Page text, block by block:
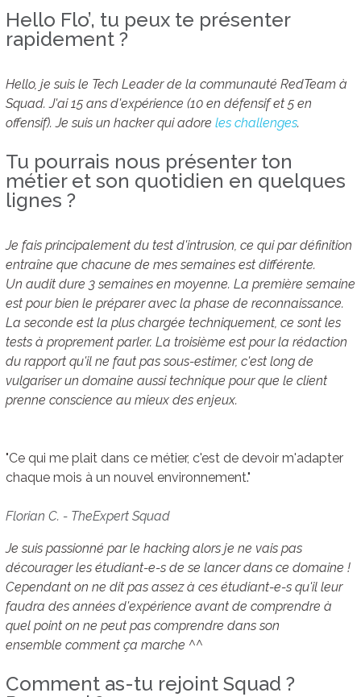
Hello Flo’, tu peux te présenter
rapidement ?
Hello, je suis le Tech Leader de la communauté RedTeam à
Squad. J'ai 15 ans d'expérience (10 en défensif et 5 en
offensif). Je suis un hacker qui adore les challenges.
Tu pourrais nous présenter ton
métier et son quotidien en quelques
lignes ?
Je fais principalement du test d'intrusion, ce qui par définition
entraîne que chacune de mes semaines est différente.
Un audit dure 3 semaines en moyenne. La première semaine
est pour bien le préparer avec la phase de reconnaissance.
La seconde est la plus chargée techniquement, ce sont les
tests à proprement parler. La troisième est pour la rédaction
du rapport qu'il ne faut pas sous-estimer, c'est long de
vulgariser un domaine aussi technique pour que le client
prenne conscience au mieux des enjeux.
"Ce qui me plait dans ce métier, c'est de devoir m'adapter
chaque mois à un nouvel environnement."
Florian C. - TheExpert Squad
Je suis passionné par le hacking alors je ne vais pas
décourager les étudiant-e-s de se lancer dans ce domaine !
Cependant on ne dit pas assez à ces étudiant-e-s qu'il leur
faudra des années d'expérience avant de comprendre à
quel point on ne peut pas comprendre dans son
ensemble comment ça marche ^^
Comment as-tu rejoint Squad ?